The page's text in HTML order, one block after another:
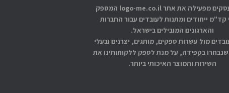
אתוס עסקים מפעילה את אתר logo-me.co.il המספק
קד"מ ייחודים ומתנות לעובדים עבור החברות
והארגונים המובילים בישראל.
מול עשרות ספקים, מותגים, יצרנים ובעלי
בקפידה, על מנת לספק ללקוחותינו את
השירות והמוצר האיכותי ביותר.